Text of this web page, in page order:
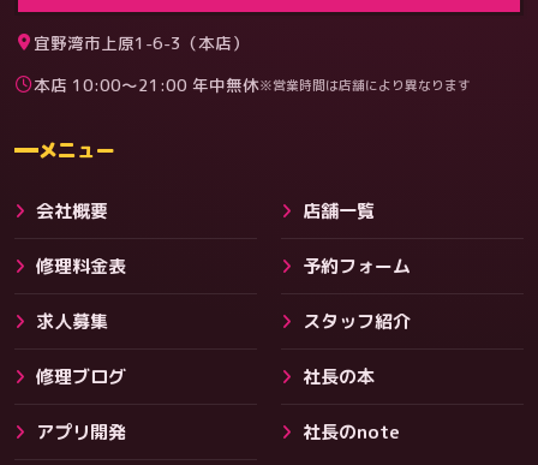
料金
宜野湾市上原1-6-3（本店）
本店 10:00〜21:00 年中無休※営業時間は店舗により異なります
メニュー
会社概要 店舗一覧
修理料金表 予約フォーム
求人募集 スタッフ紹介
修理ブログ 社長の本
アプリ開発 社長のnote